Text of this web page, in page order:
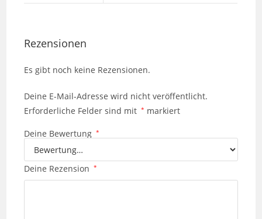
Rezensionen
Es gibt noch keine Rezensionen.
Deine E-Mail-Adresse wird nicht veröffentlicht.
Erforderliche Felder sind mit * markiert
Deine Bewertung *
Deine Rezension *